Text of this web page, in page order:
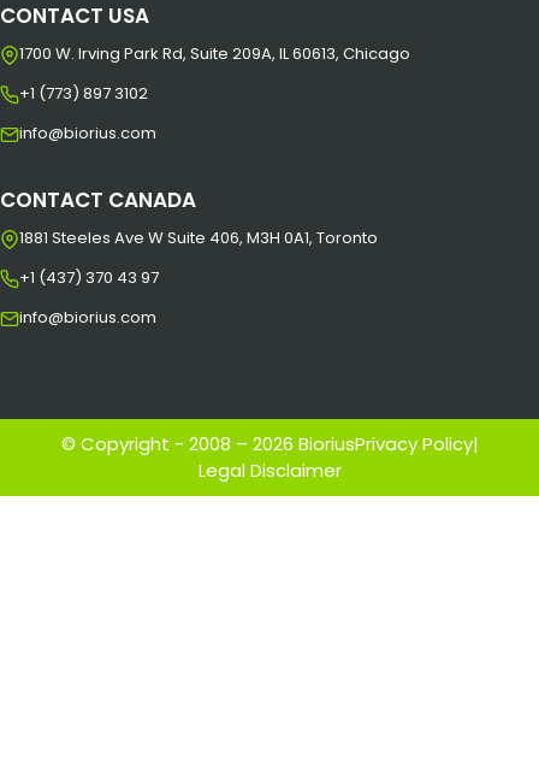
CONTACT USA
1700 W. Irving Park Rd, Suite 209A, IL 60613, Chicago
+1 (773) 897 3102
info@biorius.com
CONTACT CANADA
1881 Steeles Ave W Suite 406, M3H 0A1, Toronto
+1 (437) 370 43 97
info@biorius.com
© Copyright - 2008 – 2026 BioriusPrivacy Policy|
Legal Disclaimer